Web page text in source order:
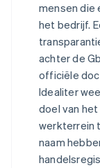
mensen die
het bedrijf.
achter de
officiële
Idealiter
doel van
werkterrein
naam